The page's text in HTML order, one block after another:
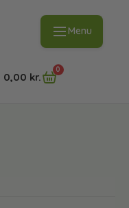
Menu
0,00 kr.
0